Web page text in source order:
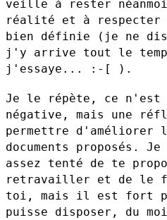
veille à rester
réalité et à respecter
bien définie (je ne
j'y arrive tout le
j'essaye... :-[ ).
Je le répète, ce n'est
négative, mais une
permettre d'améliorer
documents proposés. Je
assez tenté de te
retravailler et de le
toi, mais il est fort
puisse disposer, du